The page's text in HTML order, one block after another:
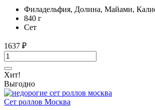
Филадельфия, Долина, Майами,
840 г
Cет
1637 ₽
Хит!
Выгодно
Сет роллов Москва